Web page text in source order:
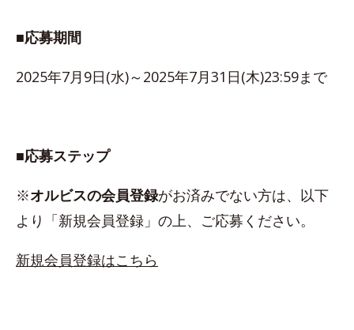
■応募期間
2025年7月9日(水)～2025年7月31日(木)23:59まで
■応募ステップ
※オルビスの会員登録がお済みでない方は、以下
より「新規会員登録」の上、ご応募ください。
新規会員登録はこちら